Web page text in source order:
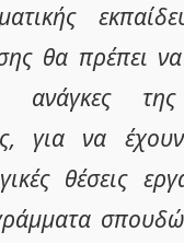
θα πρέπει
ανάγκες
για να
θέσεις